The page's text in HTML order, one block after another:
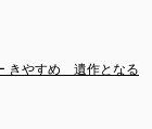
きやすめ　遺作となる